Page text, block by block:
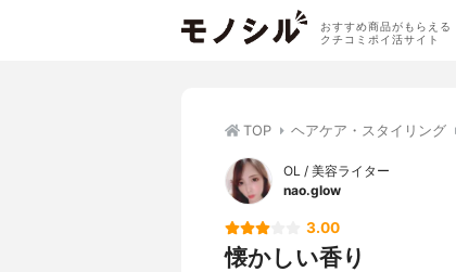
おすすめ商品がもらえる
クチコミポイ活サイト
TOP ヘアケア・スタイリング
OL / 美容ライター
nao.glow
3.00
懐かしい香り